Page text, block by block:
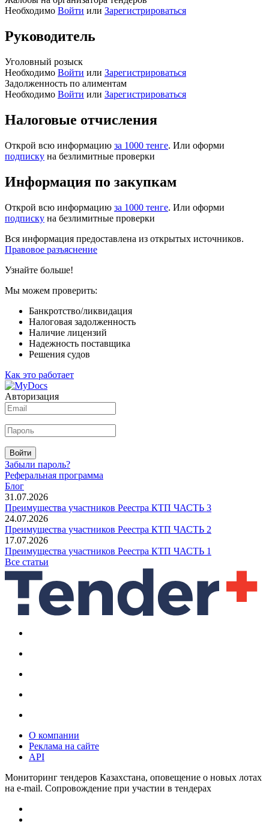
Необходимо Войти или Зарегистрироваться
Руководитель
Уголовный розыск
Необходимо Войти или Зарегистрироваться
Задолженность по алиментам
Необходимо Войти или Зарегистрироваться
Налоговые отчисления
Открой всю информацию за 1000 тенге. Или оформи
подписку на безлимитные проверки
Информация по закупкам
Открой всю информацию за 1000 тенге. Или оформи
подписку на безлимитные проверки
Вся информация предоставлена из открытых источников.
Правовое разъяснение
Узнайте больше!
Мы можем проверить:
Банкротство/ликвидация
Налоговая задолженность
Наличие лицензий
Надежность поставщика
Решения судов
Как это работает
Авторизация
Войти
Забыли пароль?
Реферальная программа
Блог
31.07.2026
Преимущества участников Реестра КТП ЧАСТЬ 3
24.07.2026
Преимущества участников Реестра КТП ЧАСТЬ 2
17.07.2026
Преимущества участников Реестра КТП ЧАСТЬ 1
Все статьи
О компании
Реклама на сайте
API
Мониторинг тендеров Казахстана, оповещение о новых лотах
на e-mail. Сопровождение при участии в тендерах